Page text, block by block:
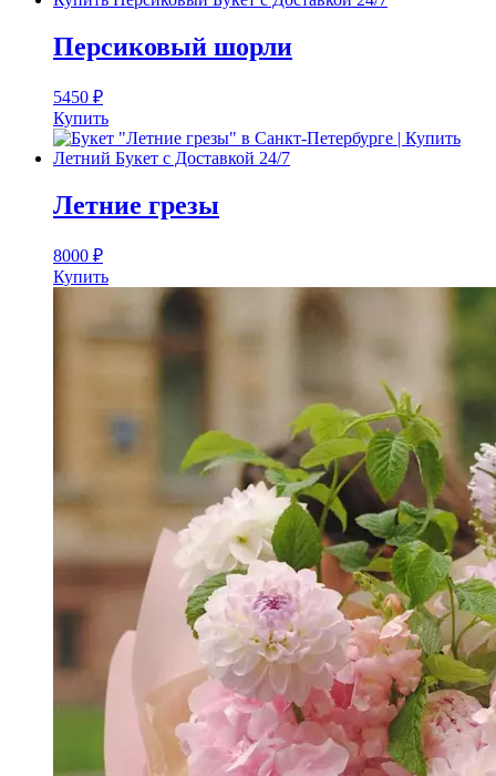
Персиковый шорли
5450 ₽
Купить
Летние грезы
8000 ₽
Купить